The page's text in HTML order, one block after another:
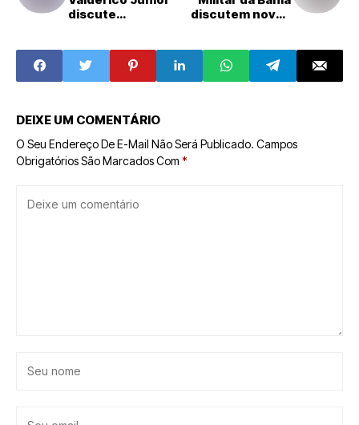
discute
Amado
discutem novos
eventos
DEIXE UM COMENTÁRIO
O Seu Endereço De E-Mail Não Será Publicado. Campos
Obrigatórios São Marcados Com *